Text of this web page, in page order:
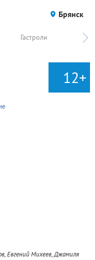
Брянск
Гастроли
12+
Евгений Михеев, Джамиля